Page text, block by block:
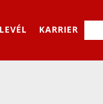
KARRIER